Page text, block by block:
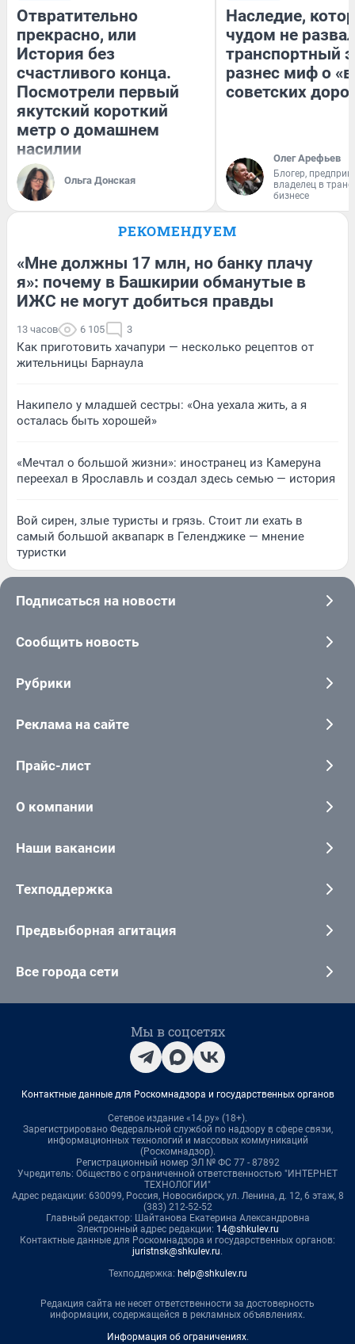
Отвратительно
прекрасно, или
История без
счастливого конца.
Посмотрели первый
якутский короткий
метр о домашнем
насилии
Ольга Донская
Наследие,
чудом не
транспортный
разнес миф о
советских
Олег Арефьев
Блогер,
владелец в
бизнесе
РЕКОМЕНДУЕМ
«Мне должны 17 млн, но банку плачу
я»: почему в Башкирии обманутые в
ИЖС не могут добиться правды
13 часов 6 105 3
Как приготовить хачапури — несколько рецептов от
жительницы Барнаула
Накипело у младшей сестры: «Она уехала жить, а я
осталась быть хорошей»
«Мечтал о большой жизни»: иностранец из Камеруна
переехал в Ярославль и создал здесь семью — история
Вой сирен, злые туристы и грязь. Стоит ли ехать в
самый большой аквапарк в Геленджике — мнение
туристки
Подписаться на новости
Сообщить новость
Рубрики
Реклама на сайте
Прайс-лист
О компании
Наши вакансии
Техподдержка
Предвыборная агитация
Все города сети
Мы в соцсетях
Контактные данные для Роскомнадзора и государственных органов
Сетевое издание «14.ру» (18+).
Зарегистрировано Федеральной службой по надзору в сфере связи,
информационных технологий и массовых коммуникаций
(Роскомнадзор).
Регистрационный номер ЭЛ № ФС 77 - 87892
Учредитель: Общество с ограниченной ответственностью "ИНТЕРНЕТ
ТЕХНОЛОГИИ"
Адрес редакции: 630099, Россия, Новосибирск, ул. Ленина, д. 12, 6 этаж, 8
(383) 212-52-52
Главный редактор: Шайтанова Екатерина Александровна
Электронный адрес редакции: 14@shkulev.ru
Контактные данные для Роскомнадзора и государственных органов:
juristnsk@shkulev.ru.
Техподдержка: help@shkulev.ru
Редакция сайта не несет ответственности за достоверность
информации, содержащейся в рекламных объявлениях.
Информация об ограничениях.